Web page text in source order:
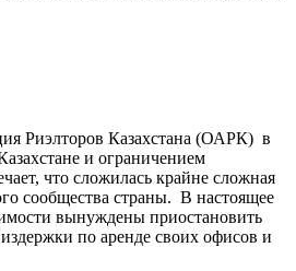
Риэлторов Казахстана (ОАРК) в
и ограничением
что сложилась крайне сложная
сообщества страны. В настоящее
вынуждены приостановить
по аренде своих офисов и